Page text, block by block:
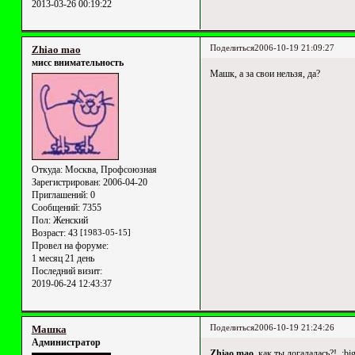
2013-03-26 00:19:22
Поделиться2006-10-19 21:09:27
Zhiao mao
мисс внимательность
Откуда:Москва, Профсоюзная
Зарегистрирован: 2006-04-20
Приглашений:0
Сообщений:7355
Пол:Женский
Возраст:43 [1983-05-15]
Провел на форуме:
1 месяц 21 день
Последний визит:
2019-06-24 12:43:37
Машк, а за свои нельзя, да?
Поделиться2006-10-19 21:24:26
Машка
Администратор